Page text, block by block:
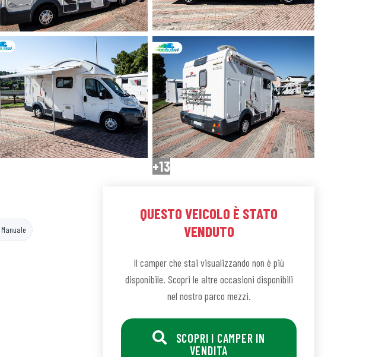
+13
Manuale
QUESTO VEICOLO È STATO
VENDUTO
Il camper che stai visualizzando non è più
disponibile. Scopri le altre occasioni disponibili
nel nostro parco mezzi.
SCOPRI I CAMPER IN
VENDITA